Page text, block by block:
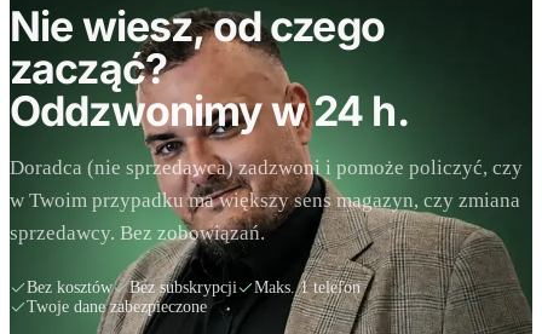
Nie wiesz, od czego
zacząć?
Oddzwonimy w 24 h.
Doradca (nie sprzedawca) zadzwoni i pomoże policzyć, czy
w Twoim przypadku ma większy sens magazyn, czy zmiana
sprzedawcy. Bez zobowiązań.
Bez kosztów Bez subskrypcji
Maks. 1 telefon
Twoje dane zabezpieczone